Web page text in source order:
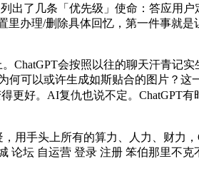
了几条「优先级」使命：答应用
办理/删除具体回忆，第一件事就
会按照以往的聊天汗青记
何可以或许生成如斯贴合的图片？
更好。AI复仇也说不定。ChatGPT
，用手头上所有的算力、人力、财力
坛 自运营 登录 注册 笨伯那里不克